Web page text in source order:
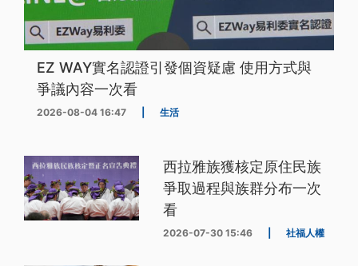
EZ WAY實名認證引發個資疑慮 使用方式與
爭議內容一次看
2026-08-04 16:47 生活
西拉雅族獲核定原住民族
爭取過程與族群分布一次
看
2026-07-30 15:46 社福人權